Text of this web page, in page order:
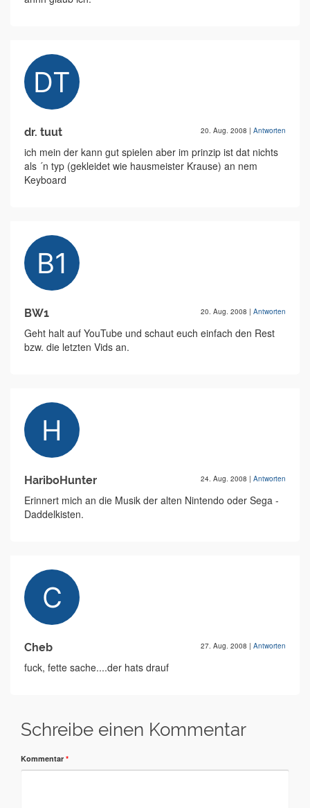
dr. tuut 20. Aug. 2008 | Antworten
ich mein der kann gut spielen aber im prinzip ist dat nichts
als ´n typ (gekleidet wie hausmeister Krause) an nem
Keyboard
BW1 20. Aug. 2008 | Antworten
Geht halt auf YouTube und schaut euch einfach den Rest
bzw. die letzten Vids an.
HariboHunter 24. Aug. 2008 | Antworten
Erinnert mich an die Musik der alten Nintendo oder Sega -
Daddelkisten.
Cheb 27. Aug. 2008 | Antworten
fuck, fette sache....der hats drauf
Schreibe einen Kommentar
Kommentar *